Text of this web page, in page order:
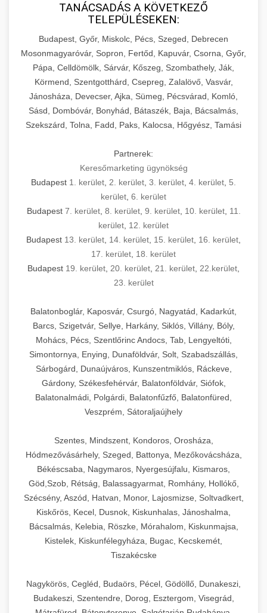
TANÁCSADÁS A KÖVETKEZŐ
TELEPÜLÉSEKEN:
Budapest, Győr, Miskolc, Pécs, Szeged, Debrecen
Mosonmagyaróvár, Sopron, Fertőd, Kapuvár, Csorna, Győr,
Pápa, Celldömölk, Sárvár, Kőszeg, Szombathely, Ják,
Körmend, Szentgotthárd, Csepreg, Zalalövő, Vasvár,
Jánosháza, Devecser, Ajka, Sümeg, Pécsvárad, Komló,
Sásd, Dombóvár, Bonyhád, Bátaszék, Baja, Bácsalmás,
Szekszárd, Tolna, Fadd, Paks, Kalocsa, Hőgyész, Tamási
Partnerek:
Keresőmarketing ügynökség
Budapest 1. kerület 2. kerület 3. kerület 4. kerület 5.
kerület 6. kerület
Budapest 7. kerület, 8. kerület, 9. kerület, 10. kerület, 11.
kerület 12. kerület
Budapest 13. kerület 14. kerület 15. kerület 16. kerület
17. kerület 18. kerület
Budapest 19. kerület 20. kerület 21. kerület 22.kerület
23. kerület
Balatonboglár, Kaposvár, Csurgó, Nagyatád, Kadarkút,
Barcs, Szigetvár, Sellye, Harkány, Siklós, Villány, Bóly,
Mohács, Pécs, Szentlőrinc Andocs, Tab, Lengyeltóti,
Simontornya, Enying, Dunaföldvár, Solt, Szabadszállás,
Sárbogárd, Dunaújváros, Kunszentmiklós, Ráckeve,
Gárdony, Székesfehérvár, Balatonföldvár, Siófok,
Balatonalmádi, Polgárdi, Balatonfűzfő, Balatonfüred,
Veszprém, Sátoraljaújhely
Szentes, Mindszent, Kondoros, Orosháza,
Hódmezővásárhely, Szeged, Battonya, Mezőkovácsháza,
Békéscsaba, Nagymaros, Nyergesújfalu, Kismaros,
Göd,Szob, Rétság, Balassagyarmat, Romhány, Hollókő,
Szécsény, Aszód, Hatvan, Monor, Lajosmizse, Soltvadkert,
Kiskőrös, Kecel, Dusnok, Kiskunhalas, Jánoshalma,
Bácsalmás, Kelebia, Röszke, Mórahalom, Kiskunmajsa,
Kistelek, Kiskunfélegyháza, Bugac, Kecskemét,
Tiszakécske
Nagykörös, Cegléd, Budaörs, Pécel, Gödöllő, Dunakeszi,
Budakeszi, Szentendre, Dorog, Esztergom, Visegrád,